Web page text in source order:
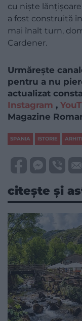
cu niște
a fost construită în
mai înalt turn,
Cardener.
Urmărește
pentru a nu
actualizat
Instagram ,
Magazine
SPANIA ISTORIE
citește și